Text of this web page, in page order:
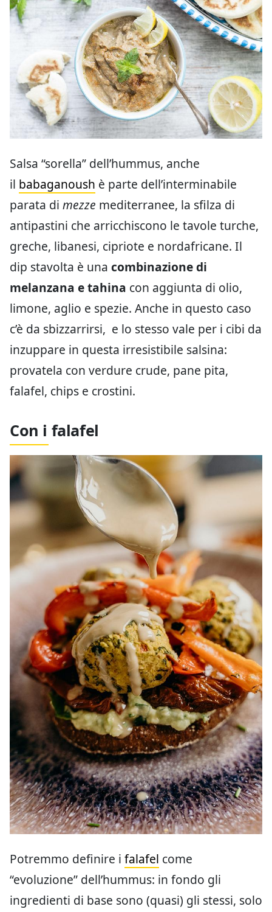
Salsa “sorella” dell’hummus, anche
il babaganoush è parte dell’interminabile
parata di mezze mediterranee, la sfilza di
antipastini che arricchiscono le tavole turche,
greche, libanesi, cipriote e nordafricane. Il
dip stavolta è una combinazione di
melanzana e tahina con aggiunta di olio,
limone, aglio e spezie. Anche in questo caso
c’è da sbizzarrirsi, e lo stesso vale per i cibi da
inzuppare in questa irresistibile salsina:
provatela con verdure crude, pane pita,
falafel, chips e crostini.
Con i falafel
Potremmo definire i falafel come
“evoluzione” dell’hummus: in fondo gli
ingredienti di base sono (quasi) gli stessi, solo